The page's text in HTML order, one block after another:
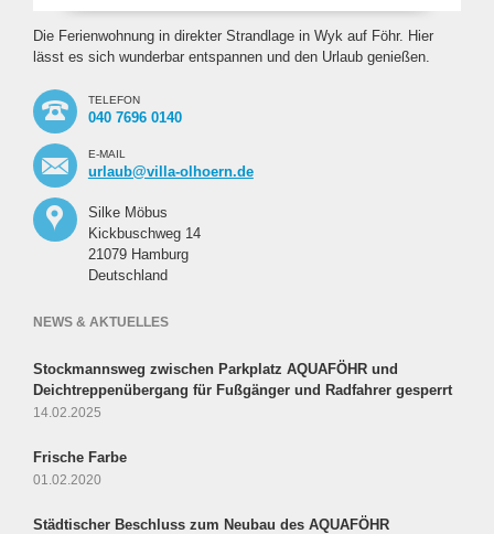
Die Ferienwohnung in direkter Strandlage in Wyk auf Föhr. Hier
lässt es sich wunderbar entspannen und den Urlaub genießen.
TELEFON
040 7696 0140
E-MAIL
urlaub@villa-olhoern.de
Silke Möbus
Kickbuschweg 14
21079 Hamburg
Deutschland
NEWS & AKTUELLES
Stockmannsweg zwischen Parkplatz AQUAFÖHR und
Deichtreppenübergang für Fußgänger und Radfahrer gesperrt
14.02.2025
Frische Farbe
01.02.2020
Städtischer Beschluss zum Neubau des AQUAFÖHR